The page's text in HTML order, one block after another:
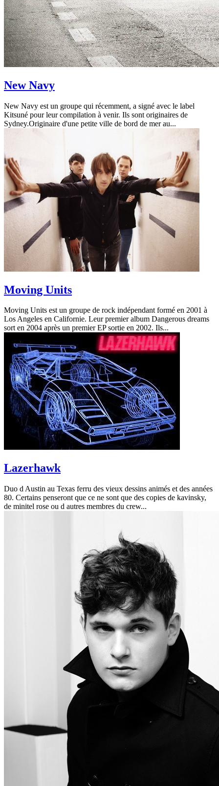
New Navy
New Navy est un groupe qui récemment, a signé avec le label
Kitsuné pour leur compilation à venir. Ils sont originaires de
Sydney.Originaire d'une petite ville de bord de mer au...
Moving Units
Moving Units est un groupe de rock indépendant formé en 2001 à
Los Angeles en Californie. Leur premier album Dangerous dreams
sort en 2004 après un premier EP sortie en 2002. Ils...
Lazerhawk
Duo d Austin au Texas ferru des vieux dessins animés et des années
80. Certains penseront que ce ne sont que des copies de kavinsky,
de minitel rose ou d autres membres du crew...